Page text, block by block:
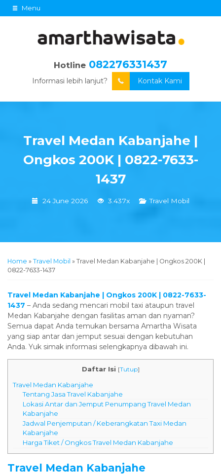
Menu
Hotline 082276331437
Informasi lebih lanjut? Kontak Kami
Travel Medan Kabanjahe |
Ongkos 200K | 0822-7633-
1437
24 June 2026 3.437x Travel Mobil
Home » Travel Mobil » Travel Medan Kabanjahe | Ongkos 200K |
0822-7633-1437
Travel Medan Kabanjahe | Ongkos 200K | 0822-7633-
1437 – Anda sedang mencari mobil taxi ataupun travel
Medan Kabanjahe dengan fasilitas aman dan nyaman?
Semua dapat Anda temukan bersama Amartha Wisata
yang siap antar dan jemput sesuai dengan kebutuhan
Anda. Yuk simak informasi selengkapnya dibawah ini.
Daftar Isi [Tutup]
Travel Medan Kabanjahe
Tentang Jasa Travel Kabanjahe
Lokasi Antar dan Jemput Penumpang Travel Medan
Kabanjahe
Jadwal Penjemputan / Keberangkatan Taxi Medan
Kabanjahe
Harga Tiket / Ongkos Travel Medan Kabanjahe
Travel Medan Kabanjahe